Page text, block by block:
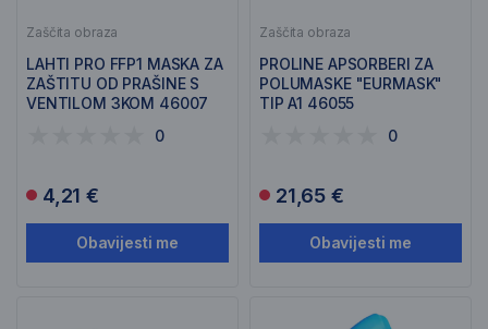
Zaščita obraza
LAHTI PRO FFP1 MASKA ZA
ZAŠTITU OD PRAŠINE S
VENTILOM 3KOM 46007
0
4,21 €
Obavijesti me
Zaščita obraza
PROLINE APSORBERI ZA
POLUMASKE "EURMASK"
TIP A1 46055
0
21,65 €
Obavijesti me